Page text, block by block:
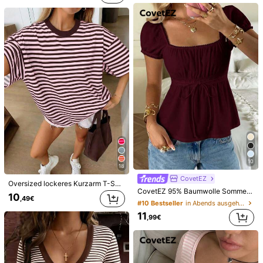
29
Breezaya
15,83€
21
Poéselle Damen einfarbige minimalistische Alltagskurzhose mit Spitzeneinsätzen
15,99€
18
Oversized lockeres Kurzarm T-Shirt, lässig für Urlaub im Sommer, Rosa
10 ,49€
10
CovetEZ
CovetEZ 95% Baumwolle Sommer Quadratischer Ausschnitt Puffärmel Vorderbindung T-Shirt, Weinrot
#10 Bestseller in Abends ausgehen Frauen T-Shirts
11 ,99€